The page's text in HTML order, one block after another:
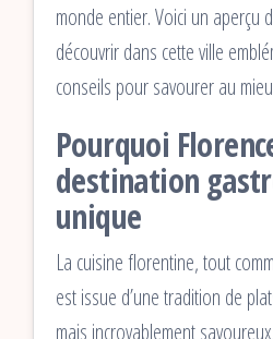
monde entier. Voici un aperçu
découvrir dans cette ville
conseils pour savourer au
Pourquoi
destination
unique
La cuisine florentine, tout
est issue d’une tradition de
mais incroyablement